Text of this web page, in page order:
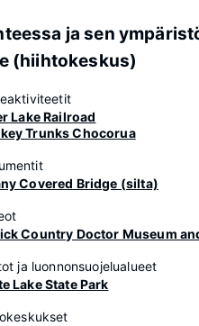
ja sen
(hiihtokeskus)
Lake Railroad
Trunks Chocorua
Covered Bridge (silta)
Country Doctor Museum
ja luonnonsuojelualueet
Lake State Park